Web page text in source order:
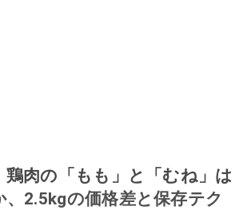
鶏肉の「もも」と「むね」は
、2.5kgの価格差と保存テク